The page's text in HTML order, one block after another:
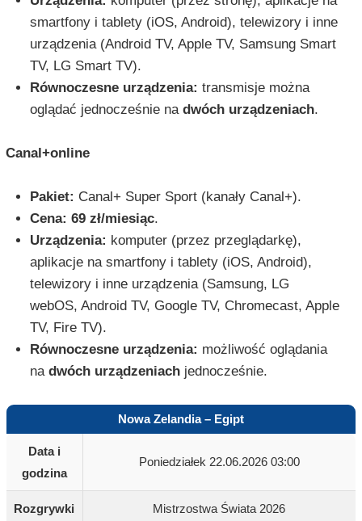
smartfony i tablety (iOS, Android), telewizory i inne
urządzenia (Android TV, Apple TV, Samsung Smart
TV, LG Smart TV).
Równoczesne urządzenia: transmisje można
oglądać jednocześnie na dwóch urządzeniach.
Canal+online
Pakiet: Canal+ Super Sport (kanały Canal+).
Cena: 69 zł/miesiąc.
Urządzenia: komputer (przez przeglądarkę),
aplikacje na smartfony i tablety (iOS, Android),
telewizory i inne urządzenia (Samsung, LG
webOS, Android TV, Google TV, Chromecast, Apple
TV, Fire TV).
Równoczesne urządzenia: możliwość oglądania
na dwóch urządzeniachjednocześnie.
Nowa Zelandia – Egipt
Data i
godzina
Poniedziałek 22.06.2026 03:00
Rozgrywki Mistrzostwa Świata 2026